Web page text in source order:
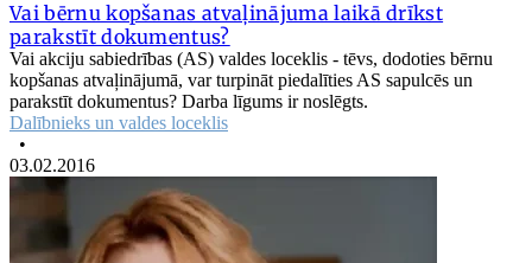
Vai bērnu kopšanas atvaļinājuma laikā drīkst
parakstīt dokumentus?
Vai akciju sabiedrības (AS) valdes loceklis - tēvs, dodoties bērnu
kopšanas atvaļinājumā, var turpināt piedalīties AS sapulcēs un
parakstīt dokumentus? Darba līgums ir noslēgts.
Dalībnieks un valdes loceklis
•
03.02.2016